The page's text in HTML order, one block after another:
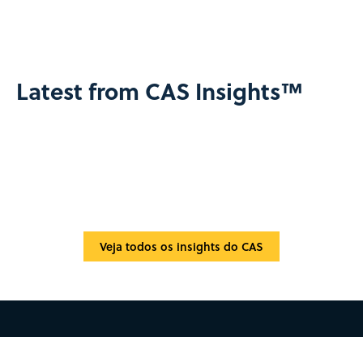
Latest from CAS Insights™
Veja todos os insights do CAS